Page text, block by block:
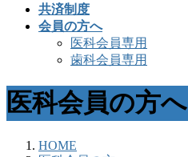
共済制度
会員の方へ
医科会員専用
歯科会員専用
医科会員の方へ
HOME